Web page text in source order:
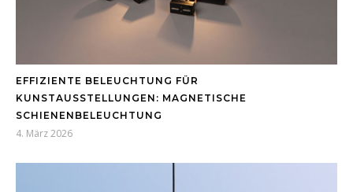
EFFIZIENTE BELEUCHTUNG FÜR
KUNSTAUSSTELLUNGEN: MAGNETISCHE
SCHIENENBELEUCHTUNG
4. März 2026